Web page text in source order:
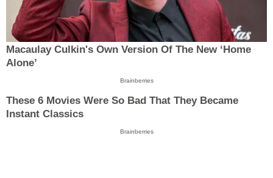
Macaulay Culkin's Own Version Of The New ‘Home
Alone’
Brainberries
These 6 Movies Were So Bad That They Became
Instant Classics
Brainberries